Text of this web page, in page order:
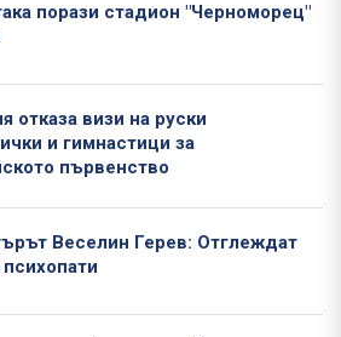
порази стадион "Черноморец"
отказа визи на руски
и гимнастици за
първенство
Веселин Герев: Отглеждат